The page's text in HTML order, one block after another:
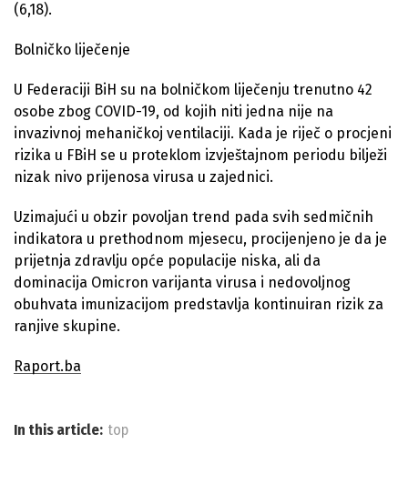
(6,18).
Bolničko liječenje
U Federaciji BiH su na bolničkom liječenju trenutno 42
osobe zbog COVID-19, od kojih niti jedna nije na
invazivnoj mehaničkoj ventilaciji. Kada je riječ o procjeni
rizika u FBiH se u proteklom izvještajnom periodu bilježi
nizak nivo prijenosa virusa u zajednici.
Uzimajući u obzir povoljan trend pada svih sedmičnih
indikatora u prethodnom mjesecu, procijenjeno je da je
prijetnja zdravlju opće populacije niska, ali da
dominacija Omicron varijanta virusa i nedovoljnog
obuhvata imunizacijom predstavlja kontinuiran rizik za
ranjive skupine.
Raport.ba
In this article: top